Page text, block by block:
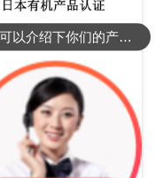
可以介绍下你们的产品么